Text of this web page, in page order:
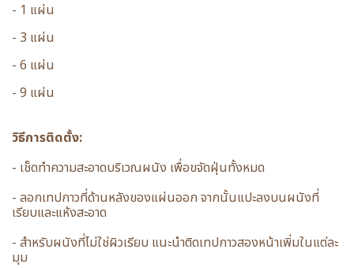
- 1 แผ่น
- 3 แผ่น
- 6 แผ่น
- 9 แผ่น
วิธีการติดตั้ง:
- เช็ดทำความสะอาดบริเวณผนัง เพื่อขจัดฝุ่นทั้งหมด
- ลอกเทปกาวที่ด้านหลังของแผ่นออก จากนั้นแปะลงบนผนังที่
เรียบและแห้งสะอาด
- สำหรับผนังที่ไม่ใช่ผิวเรียบ แนะนำติดเทปกาวสองหน้าเพิ่มในแต่ละ
มุม